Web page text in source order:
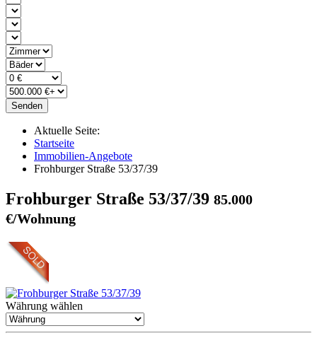
Senden
Aktuelle Seite:
Startseite
Immobilien-Angebote
Frohburger Straße 53/37/39
Frohburger Straße 53/37/39 85.000
€/Wohnung
Währung wählen